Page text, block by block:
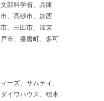
部科学省、兵庫
、高砂市、加西
、三田市、加東
市、播磨町、多可
ーズ、サムティ、
イワハウス、積水